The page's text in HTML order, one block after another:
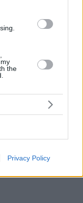
the
Privacy Policy
της φανέλας του
ούτε για να
που δέχτηκε τα
στο περίφημο
στο Μουντιάλ